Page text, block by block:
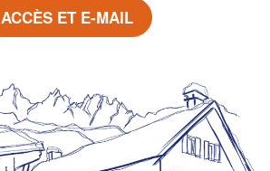
ACCÈS ET E-MAIL